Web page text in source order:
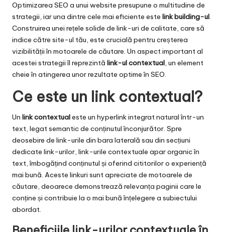
Optimizarea SEO a unui website presupune o multitudine de
strategii, iar una dintre cele mai eficiente este link building-ul.
Construirea unei rețele solide de link-uri de calitate, care să
indice către site-ul tău, este crucială pentru creșterea
vizibilității în motoarele de căutare. Un aspect important al
acestei strategii îl reprezintă link-ul contextual, un element
cheie în atingerea unor rezultate optime în SEO.
Ce este un link contextual?
Un link contextualeste un hyperlink integrat natural într-un
text, legat semantic de conținutul înconjurător. Spre
deosebire de link-urile din bara laterală sau din secțiuni
dedicate link-urilor, link-urile contextuale apar organic în
text, îmbogățind conținutul și oferind cititorilor o experiență
mai bună. Aceste linkuri sunt apreciate de motoarele de
căutare, deoarece demonstrează relevanța paginii care le
conține și contribuie la o mai bună înțelegere a subiectului
abordat.